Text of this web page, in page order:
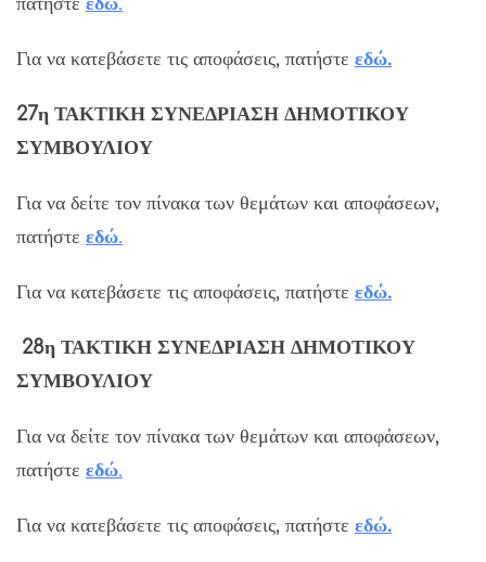
Για να κατεβάσετε τις αποφάσεις, πατήστε εδώ.
27η ΤΑΚΤΙΚΗ ΣΥΝΕΔΡΙΑΣΗ ΔΗΜΟΤΙΚΟΥ
ΣΥΜΒΟΥΛΙΟΥ
Για να δείτε τον πίνακα των θεμάτων και αποφάσεων,
πατήστε εδώ.
Για να κατεβάσετε τις αποφάσεις, πατήστε εδώ.
28η ΤΑΚΤΙΚΗ ΣΥΝΕΔΡΙΑΣΗ ΔΗΜΟΤΙΚΟΥ
ΣΥΜΒΟΥΛΙΟΥ
Για να δείτε τον πίνακα των θεμάτων και αποφάσεων,
πατήστε εδώ.
Για να κατεβάσετε τις αποφάσεις, πατήστε εδώ.